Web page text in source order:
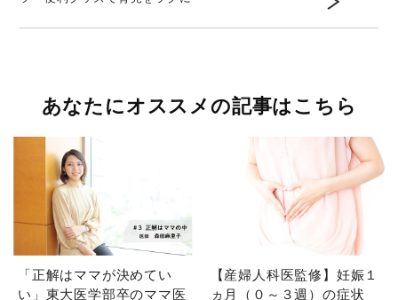
あなたにオススメの記事はこちら
「正解はママが決めてい
い」東大医学部卒のママ医
【産婦人科医監修】妊娠１
ヵ月（０～３週）の症状